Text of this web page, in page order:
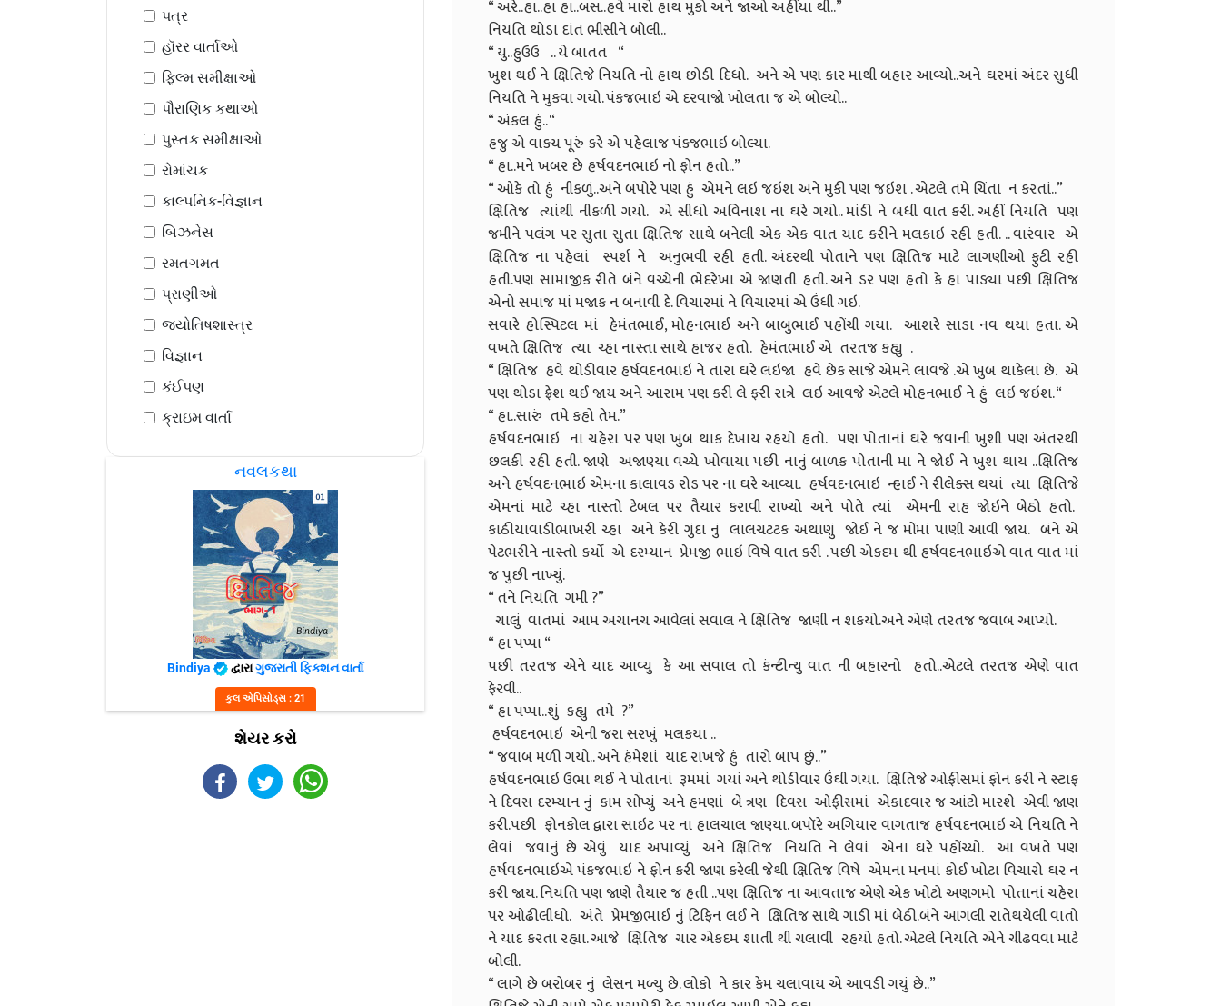
પત્ર
હૉરર વાર્તાઓ
ફિલ્મ સમીક્ષાઓ
પૌરાણિક કથાઓ
પુસ્તક સમીક્ષાઓ
રોમાંચક
કાલ્પનિક-વિજ્ઞાન
બિઝનેસ
રમતગમત
પ્રાણીઓ
જ્યોતિષશાસ્ત્ર
વિજ્ઞાન
કંઈપણ
ક્રાઇમ વાર્તા
નવલકથા
Bindiya દ્વારાગુજરાતી ફિક્શન વાર્તા
કુલ એપિસોડ્સ : 21
શેયર કરો
“ અરે..હા..હા હા..બસ..હવે મારો હાથ મુકો અને જાઓ અહીંયા થી..”
નિયતિ થોડા દાંત ભીસીને બોલી..
“ યુ..હુઉઉ .. યે બાતત “
ખુશ થઈ ને ક્ષિતિજે નિયતિ નો હાથ છોડી દિધો. અને એ પણ કાર માથી બહાર આવ્યો..અને ઘરમાં અંદર સુધી
નિયતિ ને મુકવા ગયો. પંકજભાઇ એ દરવાજો ખોલતા જ એ બોલ્યો..
“ અંકલ હું.. “
હજુ એ વાકય પૂરું કરે એ પહેલાજ પંકજભાઇ બોલ્યા.
“ હા..મને ખબર છે હર્ષવદનભાઇ નો ફોન હતો..”
“ ઓકે તો હું નીકળું..અને બપોરે પણ હું એમને લઇ જઇશ અને મુકી પણ જઇશ . એટલે તમે ચિંતા ન કરતાં..”
ક્ષિતિજ ત્યાંથી નીકળી ગયો. એ સીધો અવિનાશ ના ઘરે ગયો.. માંડી ને બધી વાત કરી. અહીં નિયતિ પણ
જમીને પલંગ પર સુતા સુતા ક્ષિતિજ સાથે બનેલી એક એક વાત યાદ કરીને મલકાઇ રહી હતી. .. વારંવાર એ
ક્ષિતિજ ના પહેલાં સ્પર્શ ને અનુભવી રહી હતી. અંદરથી પોતાને પણ ક્ષિતિજ માટે લાગણીઓ ફુટી રહી
હતી.પણ સામાજીક રીતે બંને વચ્ચેની ભેદરેખા એ જાણતી હતી. અને ડર પણ હતો કે હા પાડ્યા પછી ક્ષિતિજ
એનો સમાજ માં મજાક ન બનાવી દે. વિચારમાં ને વિચારમાં એ ઉંધી ગઇ.
સવારે હોસ્પિટલ માં હેમંતભાઈ, મોહનભાઈ અને બાબુભાઈ પહોંચી ગયા. આશરે સાડા નવ થયા હતા. એ
વખતે ક્ષિતિજ ત્યા ચ્હા નાસ્તા સાથે હાજર હતો. હેમંતભાઈ એ તરતજ કહ્યુ .
“ ક્ષિતિજ હવે થોડીવાર હર્ષવદનભાઇ ને તારા ઘરે લઇજા હવે છેક સાંજે એમને લાવજે .એ ખુબ થાકેલા છે. એ
પણ થોડા ફ્રેશ થઈ જાય અને આરામ પણ કરી લે ફરી રાત્રે લઇ આવજે એટલે મોહનભાઈ ને હું લઇ જઇશ. “
“ હા..સારું તમે કહો તેમ.”
હર્ષવદનભાઇ ના ચહેરા પર પણ ખુબ થાક દેખાય રહયો હતો. પણ પોતાનાં ઘરે જવાની ખુશી પણ અંતરથી
છલકી રહી હતી. જાણે અજાણ્યા વચ્ચે ખોવાયા પછી નાનું બાળક પોતાની મા ને જોઈ ને ખુશ થાય ..ક્ષિતિજ
અને હર્ષવદનભાઇ એમના કાલાવડ રોડ પર ના ઘરે આવ્યા. હર્ષવદનભાઇ ન્હાઈ ને રીલેક્સ થયાં ત્યા ક્ષિતિજે
એમનાં માટે ચ્હા નાસ્તો ટેબલ પર તૈયાર કરાવી રાખ્યો અને પોતે ત્યાં એમની રાહ જોઇને બેઠો હતો.
કાઠીયાવાડીભાખરી ચ્હા અને કેરી ગુંદા નું લાલચટટક અથાણું જોઈ ને જ મોંમાં પાણી આવી જાય. બંને એ
પેટભરીને નાસ્તો કર્યો એ દરમ્યાન પ્રેમજી ભાઇ વિષે વાત કરી . પછી એકદમ થી હર્ષવદનભાઇએ વાત વાત માં
જ પુછી નાખ્યું.
“ તને નિયતિ ગમી ?”
ચાલું વાતમાં આમ અચાનચ આવેલાં સવાલ ને ક્ષિતિજ જાણી ન શકયો.અને એણે તરતજ જવાબ આપ્યો.
“ હા પપ્પા “
પછી તરતજ એને યાદ આવ્યુ કે આ સવાલ તો કંન્ટીન્યુ વાત ની બહારનો હતો..એટલે તરતજ એણે વાત
ફેરવી..
“ હા પપ્પા..શું કહ્યુ તમે ?”
હર્ષવદનભાઇ એની જરા સરખું મલકયા ..
“ જવાબ મળી ગયો.. અને હંમેશાં યાદ રાખજે હું તારો બાપ છું..”
હર્ષવદનભાઇ ઉભા થઈ ને પોતાનાં રૂમમાં ગયાં અને થોડીવાર ઉંઘી ગયા. ક્ષિતિજે ઓફીસમાં ફોન કરી ને સ્ટાફ
ને દિવસ દરમ્યાન નું કામ સોંપ્યું અને હમણાં બે ત્રણ દિવસ ઓફીસમાં એકાદવાર જ આંટો મારશે એવી જાણ
કરી.પછી ફોનકોલ દ્વારા સાઇટ પર ના હાલચાલ જાણ્યા. બપૉરે અગિયાર વાગતાજ હર્ષવદનભાઇ એ નિયતિ ને
લેવાં જવાનું છે એવું યાદ અપાવ્યું અને ક્ષિતિજ નિયતિ ને લેવાં એના ઘરે પહોંચ્યો. આ વખતે પણ
હર્ષવદનભાઇએ પંકજભાઇ ને ફોન કરી જાણ કરેલી જેથી ક્ષિતિજ વિષે એમના મનમાં કોઈ ખોટા વિચારો ઘર ન
કરી જાય. નિયતિ પણ જાણે તૈયાર જ હતી ..પણ ક્ષિતિજ ના આવતાજ એણે એક ખોટો અણગમો પોતાનાં ચહેરા
પર ઓઢીલીધો. અંતે પ્રેમજીભાઈ નું ટિફિન લઈ ને ક્ષિતિજ સાથે ગાડી માં બેઠી.બંને આગલી રાતેથયેલી વાતો
ને યાદ કરતા રહ્યા. આજે ક્ષિતિજ ચાર એકદમ શાતી થી ચલાવી રહયો હતો. એટલે નિયતિ એને ચીઢવવા માટે
બોલી.
“ લાગે છે બરોબર નું લેસન મળ્યુ છે. લોકો ને કાર કેમ ચલાવાય એ આવડી ગયું છે..”